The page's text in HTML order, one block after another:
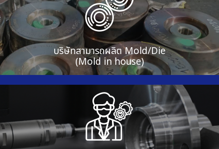
บริษัทสามารถผลิต Mold/Die
(Mold in house)